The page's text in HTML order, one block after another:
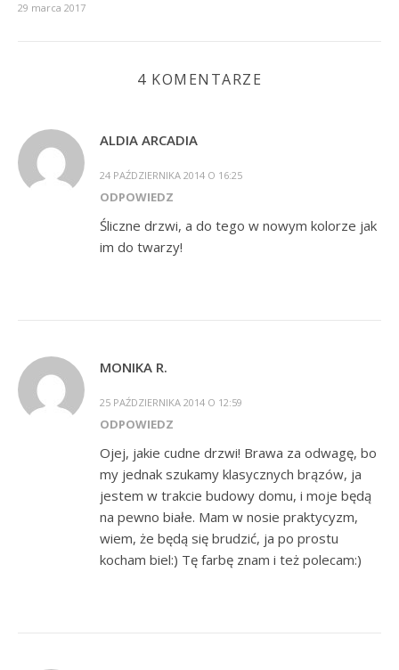
29 marca 2017
4 KOMENTARZE
ALDIA ARCADIA
24 PAŹDZIERNIKA 2014 O 16:25
ODPOWIEDZ
Śliczne drzwi, a do tego w nowym kolorze jak
im do twarzy!
MONIKA R.
25 PAŹDZIERNIKA 2014 O 12:59
ODPOWIEDZ
Ojej, jakie cudne drzwi! Brawa za odwagę, bo
my jednak szukamy klasycznych brązów, ja
jestem w trakcie budowy domu, i moje będą
na pewno białe. Mam w nosie praktycyzm,
wiem, że będą się brudzić, ja po prostu
kocham biel:) Tę farbę znam i też polecam:)